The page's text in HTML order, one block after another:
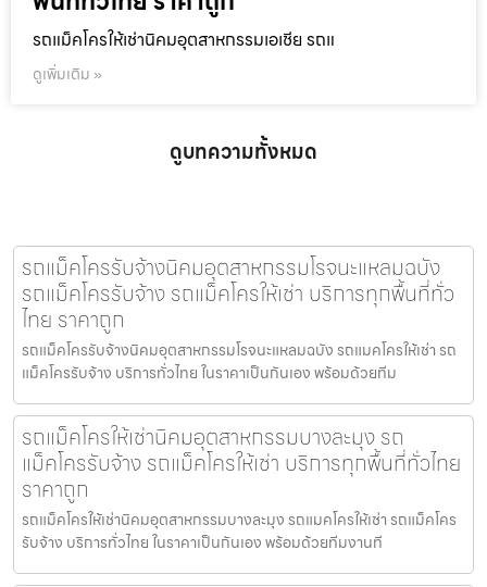
รถแม็คโครให้เช่านิคมอุตสาหกรรมเอเชีย รถแ
ดูเพิ่มเติม »
ดูบทความทั้งหมด
รถแม็คโครรับจ้างนิคมอุตสาหกรรมโรจนะแหลมฉบัง
รถแม็คโครรับจ้าง รถแม็คโครให้เช่า บริการทุกพื้นที่ทั่ว
ไทย ราคาถูก
รถแม็คโครรับจ้างนิคมอุตสาหกรรมโรจนะแหลมฉบัง รถแมคโครให้เช่า รถ
แม็คโครรับจ้าง บริการทั่วไทย ในราคาเป็นกันเอง พร้อมด้วยทีม
รถแม็คโครให้เช่านิคมอุตสาหกรรมบางละมุง รถ
แม็คโครรับจ้าง รถแม็คโครให้เช่า บริการทุกพื้นที่ทั่วไทย
ราคาถูก
รถแม็คโครให้เช่านิคมอุตสาหกรรมบางละมุง รถแมคโครให้เช่า รถแม็คโคร
รับจ้าง บริการทั่วไทย ในราคาเป็นกันเอง พร้อมด้วยทีมงานที